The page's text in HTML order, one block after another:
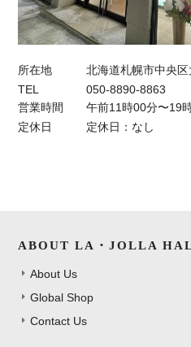
所在地
北海道札幌市中央
TEL
050-8890-8863
営業時間
午前11時00分〜19
定休日
定休日：なし
ABOUT LA・JOLLA
About Us
Global Shop
Contact Us